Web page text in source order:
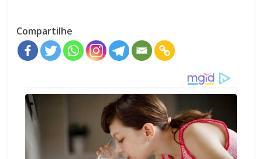
Compartilhe